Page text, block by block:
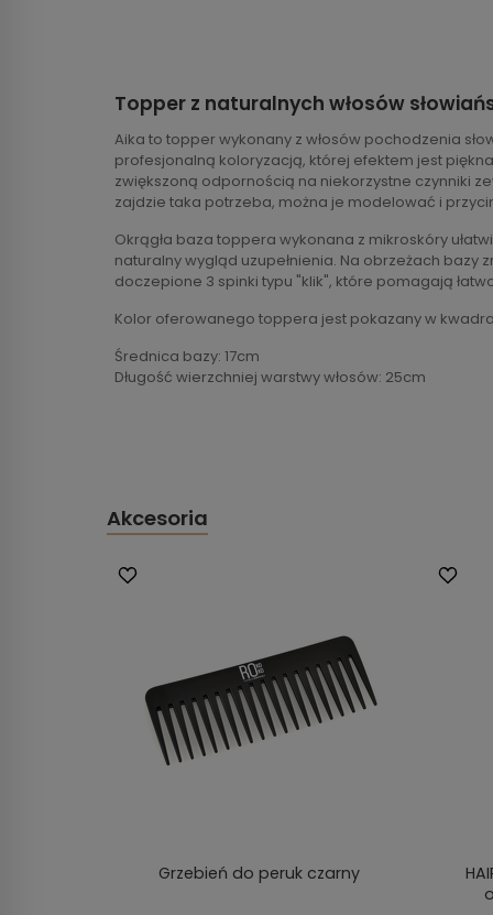
Topper z naturalnych włosów
Aika to topper wykonany z włosów pochodzenia
profesjonalną koloryzacją, której efektem jest
zwiększoną odpornością na niekorzystne czynniki
zajdzie taka potrzeba, można je modelować i
Okrągła baza toppera wykonana z mikroskóry
naturalny wygląd uzupełnienia. Na obrzeżach
doczepione 3 spinki typu "klik", które pomagają
Kolor oferowanego toppera jest pokazany w
Średnica bazy: 17cm
Długość wierzchniej warstwy włosów: 25cm
Akcesoria
Grzebień do peruk czarny